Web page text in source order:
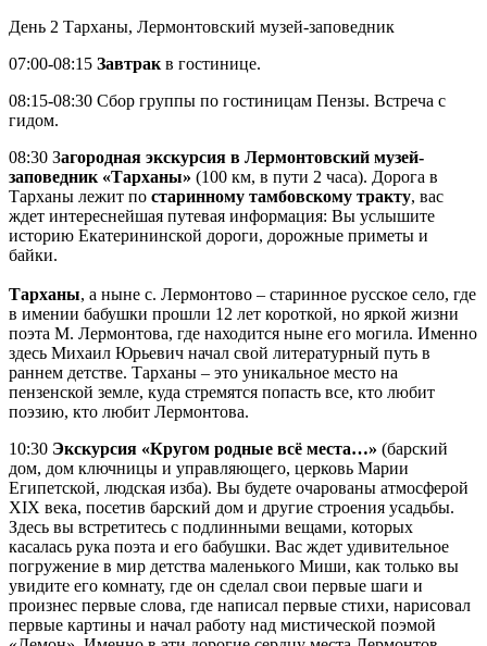
День 2 Тарханы, Лермонтовский музей-заповедник
07:00-08:15 Завтрак в гостинице.
08:15-08:30 Сбор группы по гостиницам Пензы. Встреча с
гидом.
08:30 Загородная экскурсия в Лермонтовский музей-
заповедник «Тарханы» (100 км, в пути 2 часа). Дорога в
Тарханы лежит по старинному тамбовскому тракту, вас
ждет интереснейшая путевая информация: Вы услышите
историю Екатерининской дороги, дорожные приметы и
байки.
Тарханы, а ныне с. Лермонтово – старинное русское село, где
в имении бабушки прошли 12 лет короткой, но яркой жизни
поэта М. Лермонтова, где находится ныне его могила. Именно
здесь Михаил Юрьевич начал свой литературный путь в
раннем детстве. Тарханы – это уникальное место на
пензенской земле, куда стремятся попасть все, кто любит
поэзию, кто любит Лермонтова.
10:30 Экскурсия «Кругом родные всё места…» (барский
дом, дом ключницы и управляющего, церковь Марии
Египетской, людская изба). Вы будете очарованы атмосферой
XIX века, посетив барский дом и другие строения усадьбы.
Здесь вы встретитесь с подлинными вещами, которых
касалась рука поэта и его бабушки. Вас ждет удивительное
погружение в мир детства маленького Миши, как только вы
увидите его комнату, где он сделал свои первые шаги и
произнес первые слова, где написал первые стихи, нарисовал
первые картины и начал работу над мистической поэмой